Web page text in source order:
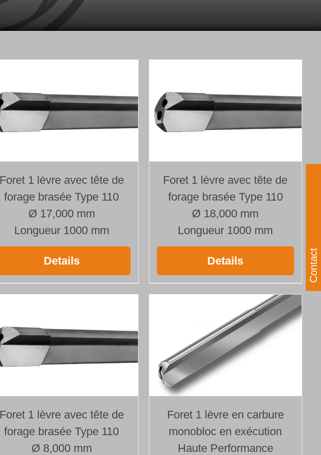
Foret 1 lèvre avec tête de
forage brasée Type 110
Ø 17,000 mm
Longueur 1000 mm
Details
Foret 1 lèvre avec tête de
forage brasée Type 110
Ø 18,000 mm
Longueur 1000 mm
Details
Foret 1 lèvre avec tête de
forage brasée Type 110
Ø 8,000 mm
Foret 1 lèvre en carbure
monobloc en exécution
Haute Performance
Contact